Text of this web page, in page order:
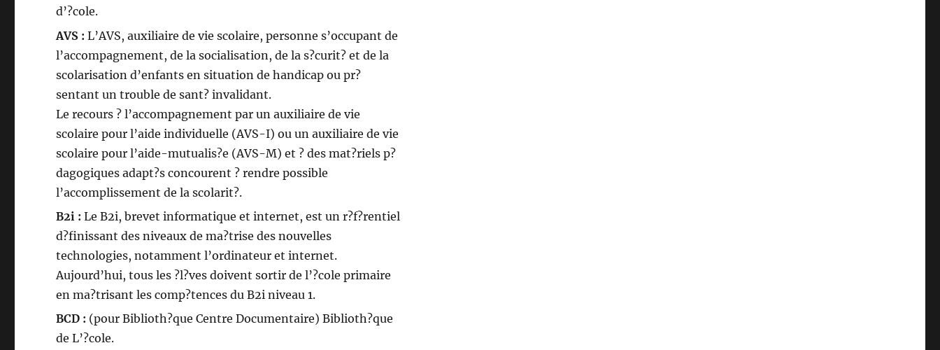
d’?cole.
AVS :L’AVS, auxiliaire de vie scolaire, personne s’occupant de
l’accompagnement, de la socialisation, de la s?curit? et de la
scolarisation d’enfants en situation de handicap ou pr?
sentant un trouble de sant? invalidant.
Le recours ? l’accompagnement par un auxiliaire de vie
scolaire pour l’aide individuelle (AVS-I) ou un auxiliaire de vie
scolaire pour l’aide-mutualis?e (AVS-M) et ? des mat?riels p?
dagogiques adapt?s concourent ? rendre possible
l’accomplissement de la scolarit?.
B2i :Le B2i, brevet informatique et internet, est un r?f?rentiel
d?finissant des niveaux de ma?trise des nouvelles
technologies, notamment l’ordinateur et internet.
Aujourd’hui, tous les ?l?ves doivent sortir de l’?cole primaire
en ma?trisant les comp?tences du B2i niveau 1.
BCD : (pour Biblioth?que Centre Documentaire) Biblioth?que
de L’?cole.